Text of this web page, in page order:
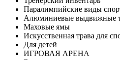
Паралимпийские виды
Алюминиевые выдвижные
Маховые ямы
Искусственная трава для
Для детей
ИГРОВАЯ АРЕНА